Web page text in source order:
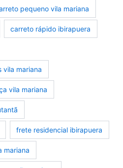
pequeno vila mariana
carreto rápido ibirapuera
vila mariana
vila mariana
frete residencial ibirapuera
mariana